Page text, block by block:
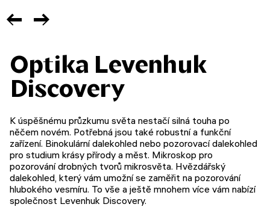
Optika Levenhuk
Discovery
K úspěšnému průzkumu světa nestačí silná touha po
něčem novém. Potřebná jsou také robustní a funkční
zařízení. Binokulární dalekohled nebo pozorovací dalekohled
pro studium krásy přírody a měst. Mikroskop pro
pozorování drobných tvorů mikrosvěta. Hvězdářský
dalekohled, který vám umožní se zaměřit na pozorování
hlubokého vesmíru. To vše a ještě mnohem více vám nabízí
společnost Levenhuk Discovery.